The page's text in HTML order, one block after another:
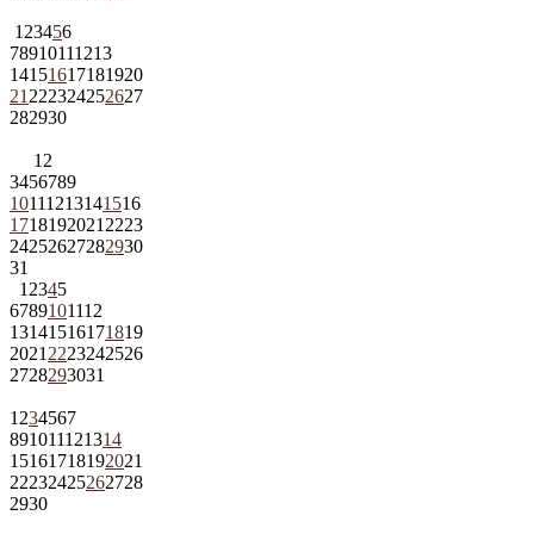
1 23456
78910111213
14151617181920
21 222324252627
282930
1 2
3456789
10111213141516
1718192021 2223
24252627282930
31
1 2345
6789101112
13141516171819
2021 2223242526
2728293031
1 234567
891011121314
15161718192021
22232425262728
2930